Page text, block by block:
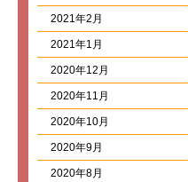
2021年2月
2021年1月
2020年12月
2020年11月
2020年10月
2020年9月
2020年8月